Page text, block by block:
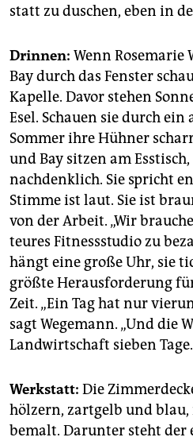
statt zu duschen, eben in
Drinnen: Wenn
Bay durch das Fenster
Kapelle. Davor stehen
Esel. Schauen sie durch
Sommer ihre Hühner
und Bay sitzen am
nachdenklich. Sie spricht
Stimme ist laut. Sie ist
von der Arbeit. „Wir
teures Fitnessstudio zu
hängt eine große Uhr, sie
größte Herausforderung
Zeit. „Ein Tag hat nur
sagt Wegemann. „Und die
Landwirtschaft sieben
Werkstatt: Die
hölzern, zartgelb und
bemalt. Darunter steht der